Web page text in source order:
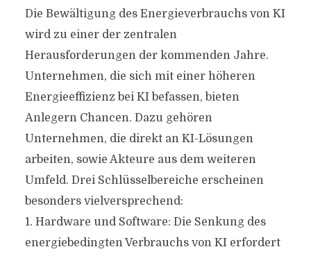
Die Bewältigung des Energieverbrauchs von KI
wird zu einer der zentralen
Herausforderungen der kommenden Jahre.
Unternehmen, die sich mit einer höheren
Energieeffizienz bei KI befassen, bieten
Anlegern Chancen. Dazu gehören
Unternehmen, die direkt an KI-Lösungen
arbeiten, sowie Akteure aus dem weiteren
Umfeld. Drei Schlüsselbereiche erscheinen
besonders vielversprechend:
1. Hardware und Software: Die Senkung des
energiebedingten Verbrauchs von KI erfordert